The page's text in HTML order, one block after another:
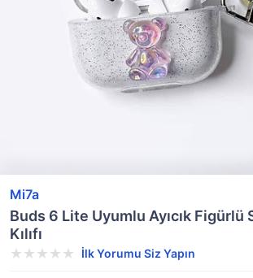
Mi7a
Buds 6 Lite Uyumlu Ayıcık Figürlü
Kılıfı
İlk Yorumu Siz Yapın